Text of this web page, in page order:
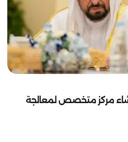
مركز متخصص لمعالجة